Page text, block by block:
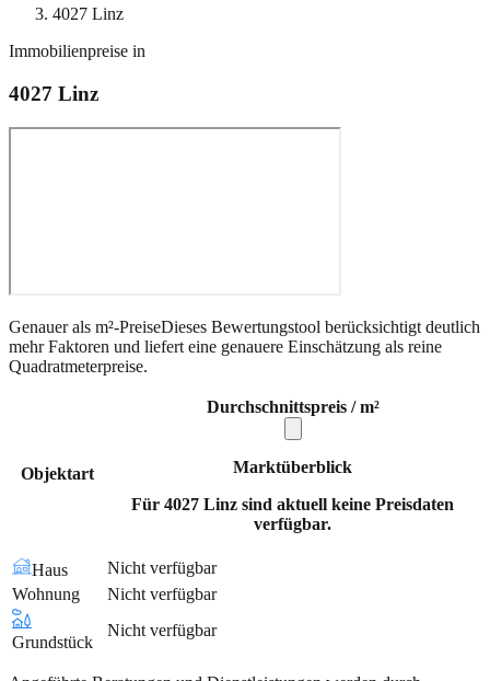
4027 Linz
Immobilienpreise in
4027 Linz
Genauer als m²-PreiseDieses Bewertungstool berücksichtigt deutlich
mehr Faktoren und liefert eine genauere Einschätzung als reine
Quadratmeterpreise.
Objektart
Durchschnittspreis / m²
Marktüberblick
Für 4027 Linz sind aktuell keine Preisdaten
verfügbar.
Haus
Nicht verfügbar
Wohnung
Nicht verfügbar
Grundstück
Nicht verfügbar